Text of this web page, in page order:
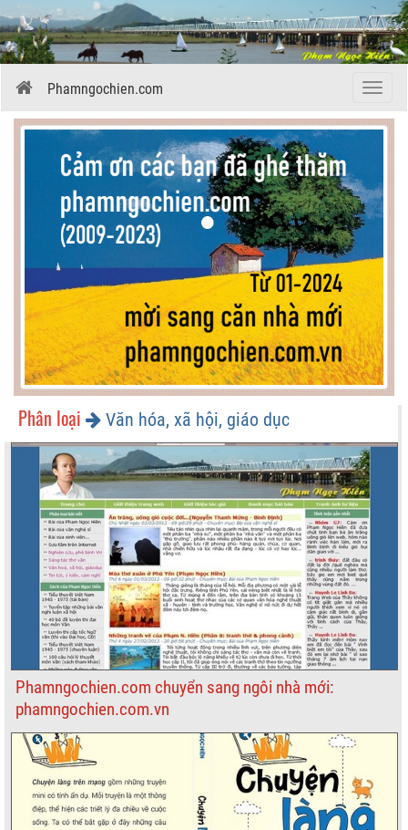
Menu
Phamngochien.com
Phân loại Văn hóa, xã hội, giáo dục
Phamngochien.com chuyển sang ngôi nhà mới:
phamngochien.com.vn